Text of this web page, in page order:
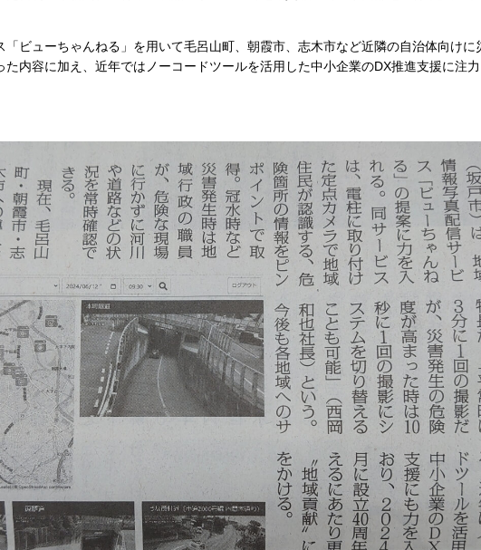
「ビューちゃんねる」を用いて毛呂山町、朝霞市、志木市など近隣の自治体向け
た内容に加え、近年ではノーコードツールを活用した中小企業のDX推進支援に注